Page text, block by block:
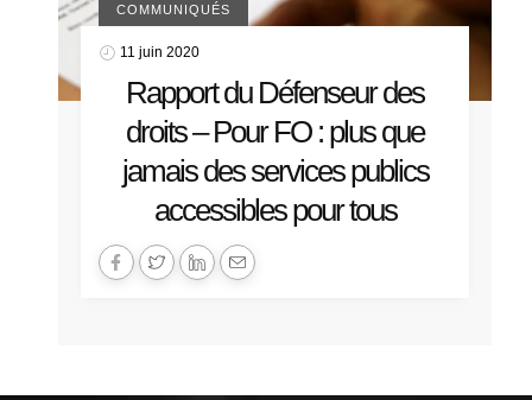
COMMUNIQUÉS
11 juin 2020
Rapport du Défenseur des
droits – Pour FO : plus que
jamais des services publics
accessibles pour tous